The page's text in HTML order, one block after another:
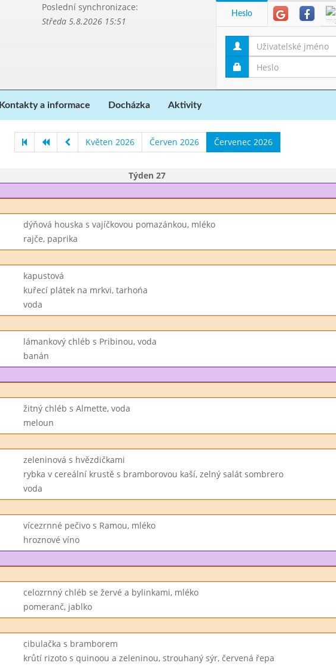
Poslední synchronizace:
Středa 5.8.2026 15:51
Heslo
Kontakty a informace Docházka Aktivity
Květen 2026 Červen 2026 Červenec 2026
Týden 27
dýňová houska s vajíčkovou pomazánkou, mléko
rajče, paprika
kapustová
kuřecí plátek na mrkvi, tarhońa
voda
lámankový chléb s Pribinou, voda
banán
žitný chléb s Almette, voda
meloun
zeleninová s hvězdičkami
rybka v cereální krustě s bramborovou kaší, zelný salát sombrero
voda
vícezrnné pečivo s Ramou, mléko
hroznové víno
celozrnný chléb se žervé a bylinkami, mléko
pomeranč, jablko
cibulačka s bramborem
krůtí rizoto s quinoou a zeleninou, strouhaný sýr, červená řepa